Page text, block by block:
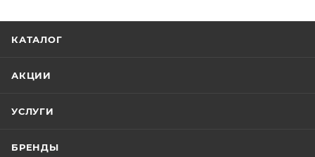
КАТАЛОГ
АКЦИИ
УСЛУГИ
БРЕНДЫ